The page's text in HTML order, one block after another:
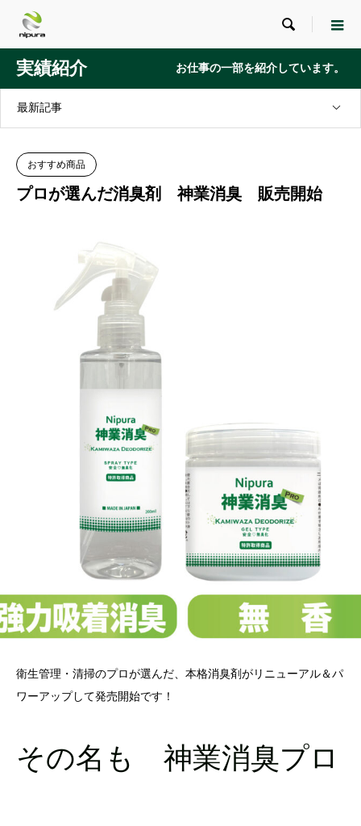

実績紹介 お仕事の一部を紹介しています。
最新記事
おすすめ商品
プロが選んだ消臭剤 神業消臭 販売開始
衛生管理・清掃のプロが選んだ、本格消臭剤がリニューアル＆パ
ワーアップして発売開始です！
その名も 神業消臭プロ